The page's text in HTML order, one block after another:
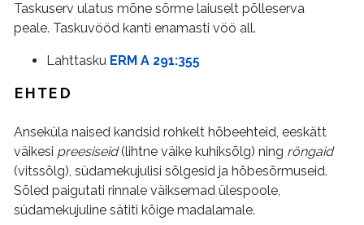
Taskuserv ulatus mõne sõrme laiuselt põlleserva
peale. Taskuvööd kanti enamasti vöö all.
Lahttasku ERM A 291:355
EHTED
Anseküla naised kandsid rohkelt hõbeehteid, eeskätt
väikesi preesiseid(lihtne väike kuhiksõlg) ning röngaid
(vitssõlg), südamekujulisi sõlgesid ja hõbesõrmuseid.
Sõled paigutati rinnale väiksemad ülespoole,
südamekujuline sätiti kõige madalamale.